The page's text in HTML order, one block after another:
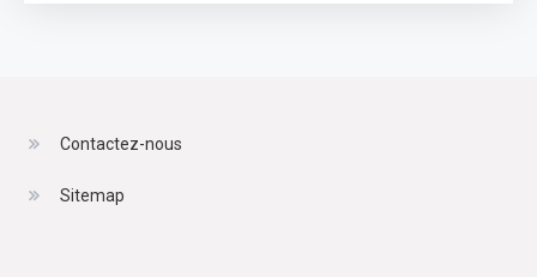
Contactez-nous
Sitemap